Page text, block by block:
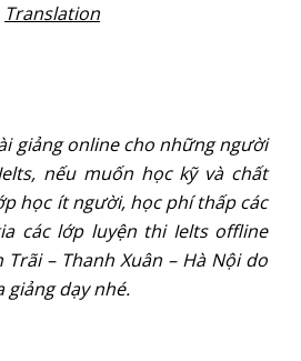
Translation
giảng online cho những người
nếu muốn học kỹ và chất
học ít người, học phí thấp các
các lớp luyện thi Ielts offline
– Thanh Xuân – Hà Nội do
giảng dạy nhé.